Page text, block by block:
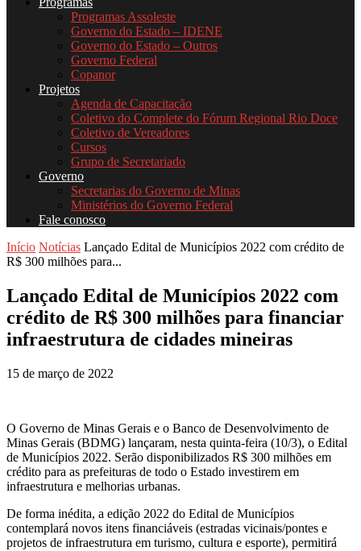
Programas Assoleste
Governo do Estado – IDENE
Governo do Estado – Outros
Governo Federal
Copanor
Projetos
Agenda de Capacitação
Coletivo do Complete do Fórum Regional Rio Doce
Coletivo de Vereadores
Cursos
Grupo de Secretariado
Governo
Secretarias do Governo de Minas
Ministérios do Governo Federal
Fale conosco
Início Notícias Lançado Edital de Municípios 2022 com crédito de
R$ 300 milhões para...
Lançado Edital de Municípios 2022 com
crédito de R$ 300 milhões para financiar
infraestrutura de cidades mineiras
15 de março de 2022
O Governo de Minas Gerais e o Banco de Desenvolvimento de
Minas Gerais (BDMG) lançaram, nesta quinta-feira (10/3), o Edital
de Municípios 2022. Serão disponibilizados R$ 300 milhões em
crédito para as prefeituras de todo o Estado investirem em
infraestrutura e melhorias urbanas.
De forma inédita, a edição 2022 do Edital de Municípios
contemplará novos itens financiáveis (estradas vicinais/pontes e
projetos de infraestrutura em turismo, cultura e esporte), permitirá